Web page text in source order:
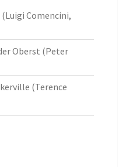
Comencini,
Oberst (Peter
(Terence